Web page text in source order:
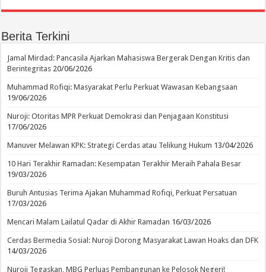
Berita Terkini
Jamal Mirdad: Pancasila Ajarkan Mahasiswa Bergerak Dengan Kritis dan
Berintegritas 20/06/2026
Muhammad Rofiqi: Masyarakat Perlu Perkuat Wawasan Kebangsaan
19/06/2026
Nuroji: Otoritas MPR Perkuat Demokrasi dan Penjagaan Konstitusi
17/06/2026
Manuver Melawan KPK: Strategi Cerdas atau Telikung Hukum 13/04/2026
10 Hari Terakhir Ramadan: Kesempatan Terakhir Meraih Pahala Besar
19/03/2026
Buruh Antusias Terima Ajakan Muhammad Rofiqi, Perkuat Persatuan
17/03/2026
Mencari Malam Lailatul Qadar di Akhir Ramadan 16/03/2026
Cerdas Bermedia Sosial: Nuroji Dorong Masyarakat Lawan Hoaks dan DFK
14/03/2026
Nuroji Tegaskan, MBG Perluas Pembangunan ke Pelosok Negeri!